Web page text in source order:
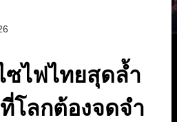
ซไฟไทยสุดล้ำ
โลกต้องจดจำ